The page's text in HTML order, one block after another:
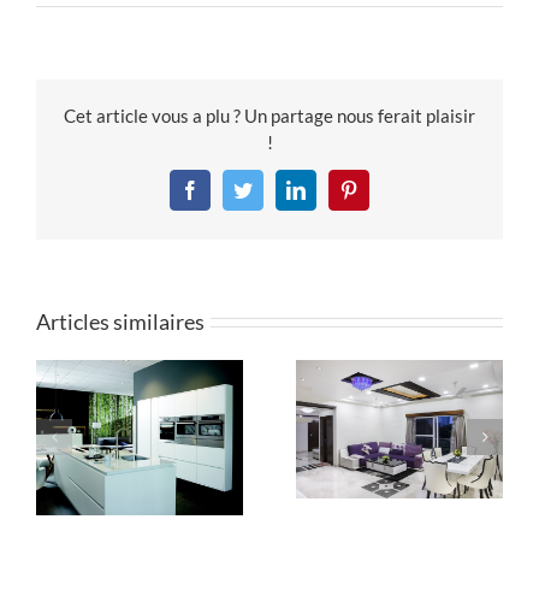
Cet article vous a plu ? Un partage nous ferait plaisir
!
FacebookTwitterLinkedInPinterest
Articles similaires